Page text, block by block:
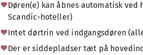
Døren(e) kan åbnes automatisk ved
Scandic-hoteller)
Intet dørtrin ved indgangsdøren
Der er siddepladser tæt på